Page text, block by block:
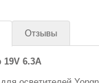
Отзывы
19V 6.3A